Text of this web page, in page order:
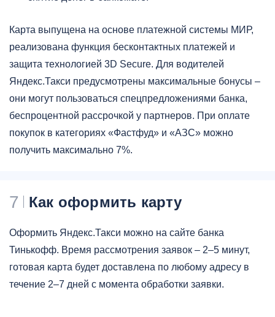
Карта выпущена на основе платежной системы МИР,
реализована функция бесконтактных платежей и
защита технологией 3D Secure. Для водителей
Яндекс.Такси предусмотрены максимальные бонусы –
они могут пользоваться спецпредложениями банка,
беспроцентной рассрочкой у партнеров. При оплате
покупок в категориях «Фастфуд» и «АЗС» можно
получить максимально 7%.
7 Как оформить карту
Оформить Яндекс.Такси можно на сайте банка
Тинькофф. Время рассмотрения заявок – 2–5 минут,
готовая карта будет доставлена по любому адресу в
течение 2–7 дней с момента обработки заявки.